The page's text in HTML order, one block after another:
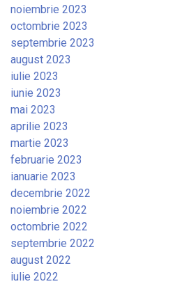
noiembrie 2023
octombrie 2023
septembrie 2023
august 2023
iulie 2023
iunie 2023
mai 2023
aprilie 2023
martie 2023
februarie 2023
ianuarie 2023
decembrie 2022
noiembrie 2022
octombrie 2022
septembrie 2022
august 2022
iulie 2022